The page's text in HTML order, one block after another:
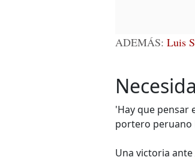
ADEMÁS: Luis
'Hay que pensar
portero peruano
Una victoria